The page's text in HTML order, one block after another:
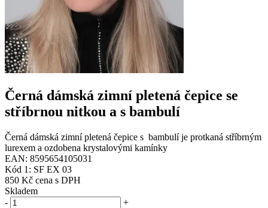
Černá dámská zimní pletená čepice se
stříbrnou nitkou a s bambulí
Černá dámská zimní pletená čepice s bambulí je protkaná stříbrným
lurexem a ozdobena krystalovými kamínky
EAN: 8595654105031
Kód 1: SF EX 03
850 Kč cena s DPH
Skladem
-
+